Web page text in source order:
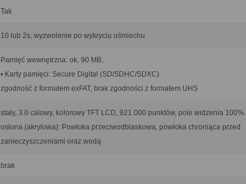
Tak
10 lub 2s, wyzwolenie po wykryciu uśmiechu
Pamięć wewnętrzna: ok. 90 MB,
• Karty pamięci: Secure Digital (SD/SDHC/SDXC)
zgodność z formatem exFAT, brak zgodności z formatem UHS
stały, 3.0 calowy, kolorowy TFT LCD, 921.000 punktów, pole widzenia 100%
osłona (akrylowa): Powłoka przeciwodblaskowa, powłoka chroniąca przed
zanieczyszczeniami oraz wodą
brak